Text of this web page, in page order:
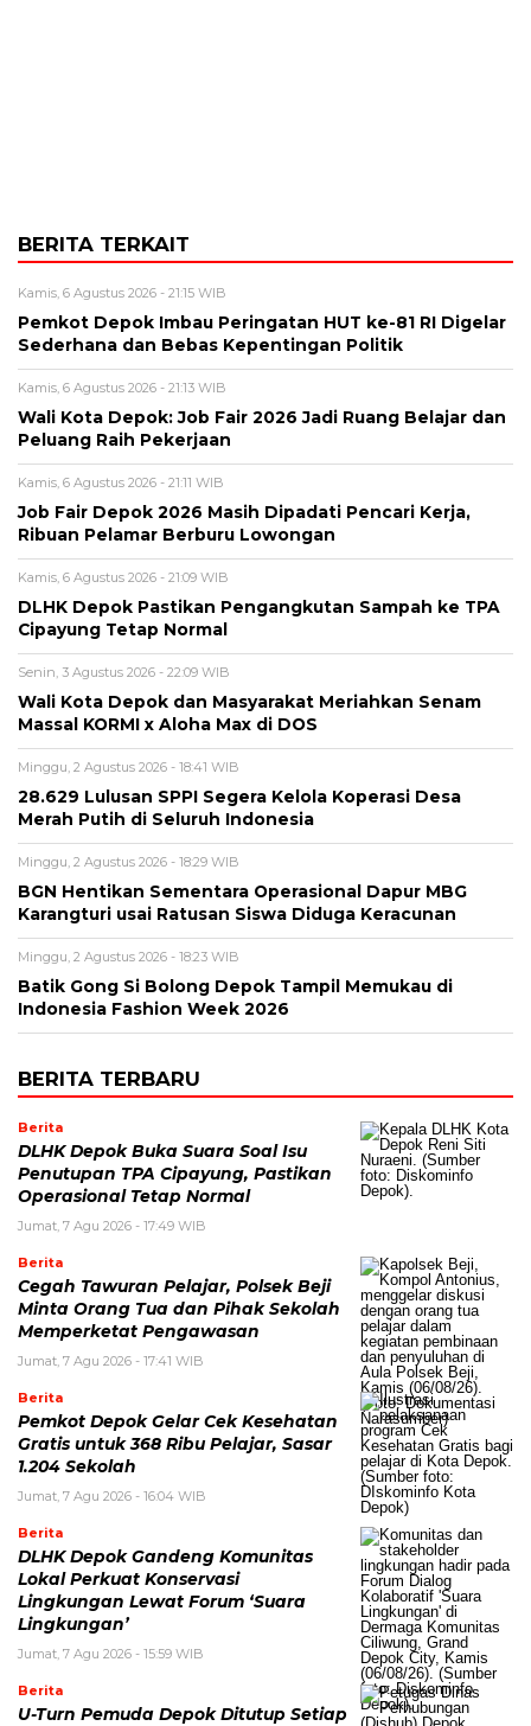
BERITA TERKAIT
Kamis, 6 Agustus 2026 - 21:15 WIB
Pemkot Depok Imbau Peringatan HUT ke-81 RI Digelar
Sederhana dan Bebas Kepentingan Politik
Kamis, 6 Agustus 2026 - 21:13 WIB
Wali Kota Depok: Job Fair 2026 Jadi Ruang Belajar dan
Peluang Raih Pekerjaan
Kamis, 6 Agustus 2026 - 21:11 WIB
Job Fair Depok 2026 Masih Dipadati Pencari Kerja,
Ribuan Pelamar Berburu Lowongan
Kamis, 6 Agustus 2026 - 21:09 WIB
DLHK Depok Pastikan Pengangkutan Sampah ke TPA
Cipayung Tetap Normal
Senin, 3 Agustus 2026 - 22:09 WIB
Wali Kota Depok dan Masyarakat Meriahkan Senam
Massal KORMI x Aloha Max di DOS
Minggu, 2 Agustus 2026 - 18:41 WIB
28.629 Lulusan SPPI Segera Kelola Koperasi Desa
Merah Putih di Seluruh Indonesia
Minggu, 2 Agustus 2026 - 18:29 WIB
BGN Hentikan Sementara Operasional Dapur MBG
Karangturi usai Ratusan Siswa Diduga Keracunan
Minggu, 2 Agustus 2026 - 18:23 WIB
Batik Gong Si Bolong Depok Tampil Memukau di
Indonesia Fashion Week 2026
BERITA TERBARU
Berita
DLHK Depok Buka Suara Soal Isu
Penutupan TPA Cipayung, Pastikan
Operasional Tetap Normal
Jumat, 7 Agu 2026 - 17:49 WIB
Berita
Cegah Tawuran Pelajar, Polsek Beji
Minta Orang Tua dan Pihak Sekolah
Memperketat Pengawasan
Jumat, 7 Agu 2026 - 17:41 WIB
Berita
Pemkot Depok Gelar Cek Kesehatan
Gratis untuk 368 Ribu Pelajar, Sasar
1.204 Sekolah
Jumat, 7 Agu 2026 - 16:04 WIB
Berita
DLHK Depok Gandeng Komunitas
Lokal Perkuat Konservasi
Lingkungan Lewat Forum ‘Suara
Lingkungan’
Jumat, 7 Agu 2026 - 15:59 WIB
Berita
U-Turn Pemuda Depok Ditutup Setiap